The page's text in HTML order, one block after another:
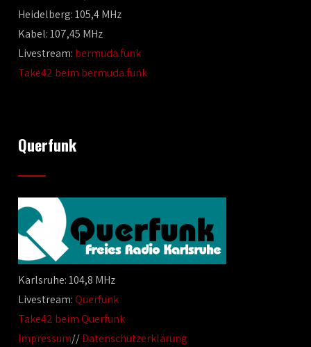
Heidelberg: 105,4 MHz
Kabel: 107,45 MHz
Livestream: bermuda.funk
Take42 beim bermuda.funk
Querfunk
Karlsruhe: 104,8 MHz
Livestream:Querfunk
Take42 beim Querfunk
Impressum//Datenschutzerklärung